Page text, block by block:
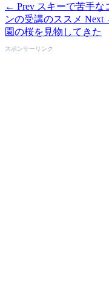
← Prev スキーで苦手な
ンの受講のススメ Next
園の桜を見物してきた
スポンサーリンク